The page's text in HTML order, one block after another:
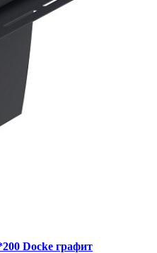
Docke графит